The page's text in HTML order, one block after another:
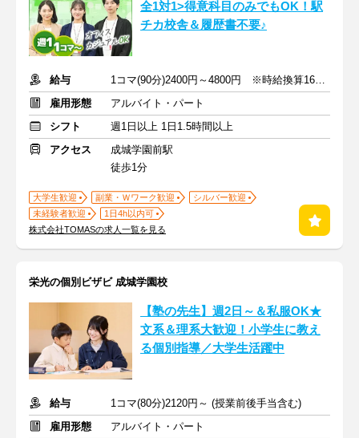
全1対1>得意科目のみでもOK！駅
チカ校舎＆履歴書不要♪
給与
1コマ(90分)2400円～4800円 ※時給換算1600円～3200円
雇用形態
アルバイト・パート
シフト
週1日以上 1日1.5時間以上
アクセス
成城学園前駅
徒歩1分
大学生歓迎 副業・Ｗワーク歓迎
シルバー歓迎
未経験者歓迎
1日4h以内可
株式会社TOMASの求人一覧を見る
栄光の個別ビザビ 成城学園校
【塾の先生】週2日～＆私服OK★
文系＆理系大歓迎！小学生に教え
る個別指導／大学生活躍中
給与
1コマ(80分)2120円～ (授業前後手当含む)
雇用形態
アルバイト・パート